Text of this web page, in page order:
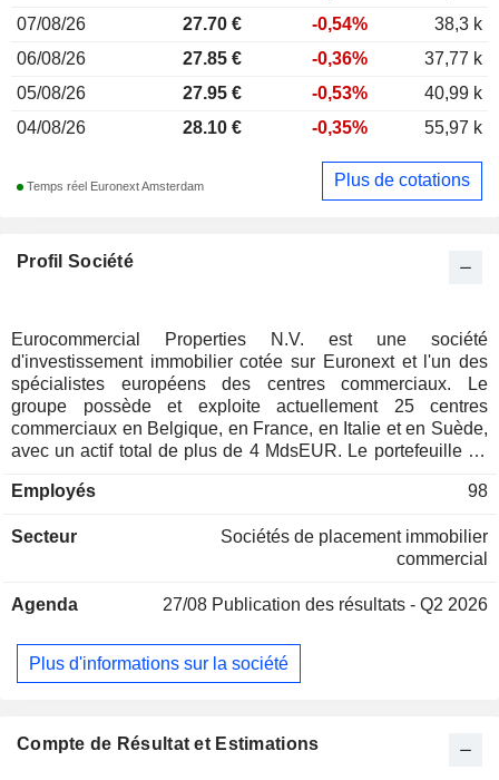
Profil Société
Eurocommercial Properties N.V. est une société
d'investissement immobilier cotée sur Euronext et l'un des
spécialistes européens des centres commerciaux. Le
groupe possède et exploite actuellement 25 centres
commerciaux en Belgique, en France, en Italie et en Suède,
avec un actif total de plus de 4 MdsEUR. Le portefeuille en
(44,9%), Suède (20,9%), France (20,6%) et Belgique
Employés 98
Secteur
Sociétés de placement immobilier
commercial
Agenda 27/08 Publication des résultats - Q2 2026
Plus d'informations sur la société
07/08/26
27.70 € -0,54%
38,3 k
06/08/26
27.85 € -0,36%
37,77 k
05/08/26
27.95 € -0,53%
40,99 k
04/08/26
28.10 € -0,35% 55,97 k
Temps réel Euronext Amsterdam Plus de cotations
Compte de Résultat et Estimations